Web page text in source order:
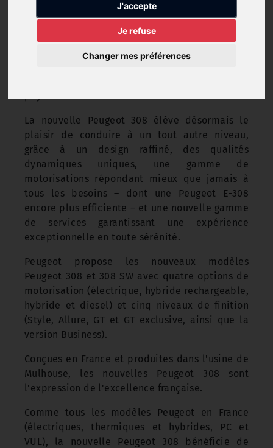
J'accepte
Je refuse
Changer mes préférences
berlines et breaks du segment C, proposant des
modèles reconnus pour leur design distinctif,
leur plaisir de conduite et leur comportement
routier dynamique. La Peugeot 308 s'inscrit
pays.
La nouvelle Peugeot 308 élève désormais le
plaisir de conduire à un tout autre niveau,
grâce à un design raffiné, des qualités
dynamiques uniques, une gamme de
motorisations répondant mieux que jamais à
tous les besoins – dont une Peugeot E-308
encore plus efficiente – et une nouvelle gamme
de services garantissant une expérience
exceptionnelle en toute sérénité.
Peugeot propose les nouveaux modèles
Peugeot 308 et 308 SW avec quatre options de
motorisation (électrique, hybride rechargeable,
hybride et diesel) et cinq niveaux de finition
(Style, Allure, GT et GT exclusive, ainsi que la
version Business).
Conçues en France et produites dans l'usine de
Mulhouse, les nouvelles Peugeot 308 sont
l'expression de l'excellence française.
Comme tous les modèles Peugeot en France
(électriques, thermiques et hybrides, PC et
VUL), la nouvelle Peugeot 308 bénéficie de